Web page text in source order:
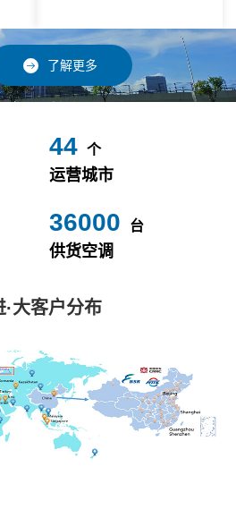
了解更多
49 个
运营城市
40000 台
供货空调
·大客户分布